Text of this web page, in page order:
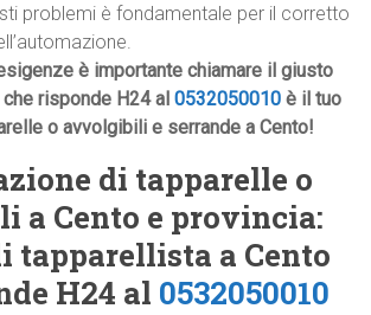
problemi è fondamentale per il corretto
è importante chiamare il giusto
che risponde H24 al0532050010 è il tuo
o avvolgibili e serrande a Cento!
di tapparelle o
a Cento e provincia:
tapparellista a Cento
H24 al 0532050010